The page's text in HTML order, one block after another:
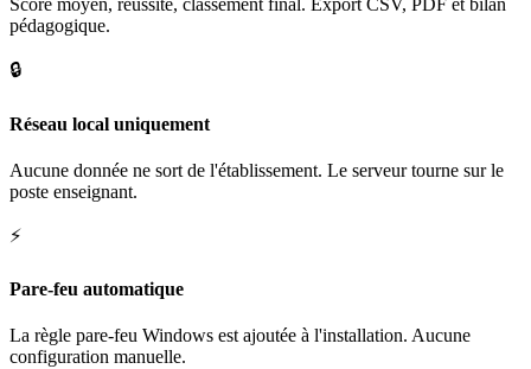
Score moyen, réussite, classement final. Export CSV, PDF et bilan
pédagogique.
🔒
Réseau local uniquement
Aucune donnée ne sort de l'établissement. Le serveur tourne sur le
poste enseignant.
⚡
Pare-feu automatique
La règle pare-feu Windows est ajoutée à l'installation. Aucune
configuration manuelle.